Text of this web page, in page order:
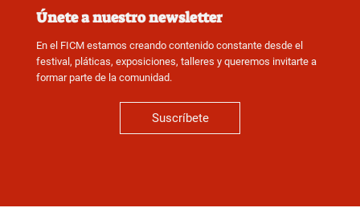
Únete a nuestro newsletter
En el FICM estamos creando contenido constante desde el
festival, pláticas, exposiciones, talleres y queremos invitarte a
formar parte de la comunidad.
Suscríbete